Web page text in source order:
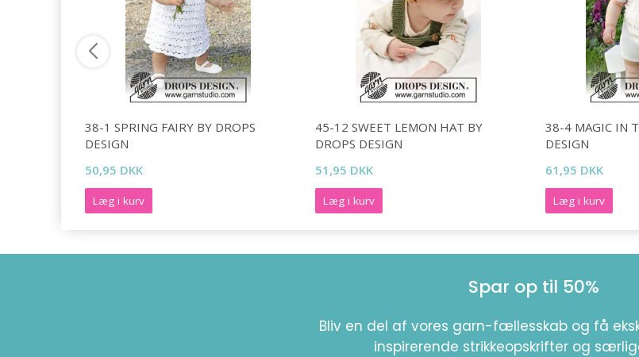
38-1 SPRING FAIRY BY DROPS
DESIGN
50,95 DKK
Læg i kurv
45-12 SWEET LEMON HAT BY
DROPS DESIGN
51,95 DKK
Læg i kurv
38-4 MAGIC IN
DESIGN
61,95 DKK
Læg i kurv
Spar op til 50%
Bliv en del af vores garn-fællesskab og få
inspirerende strikkeopskrifter og